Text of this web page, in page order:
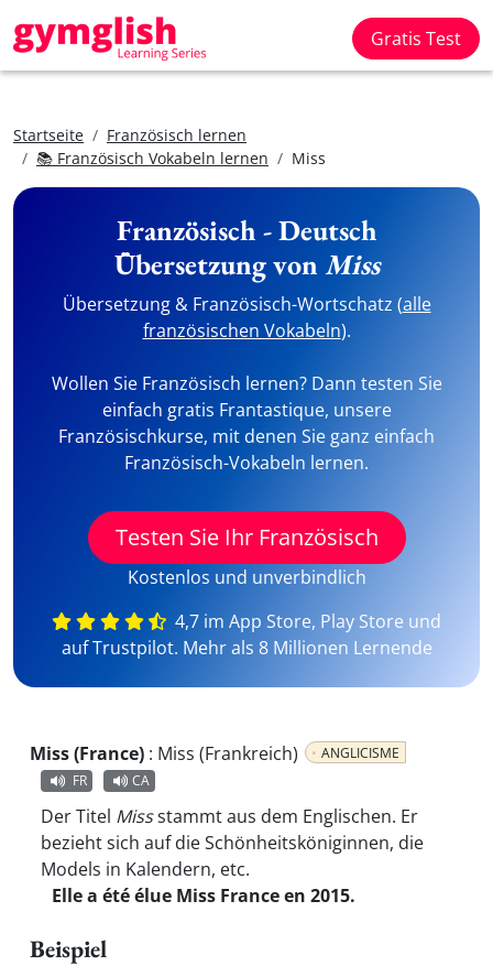
Gratis Test
Startseite
Französisch lernen
📚 Französisch Vokabeln lernen
Miss
Französisch - Deutsch
Übersetzung vonMiss
Übersetzung & Französisch-Wortschatz (alle
französischen Vokabeln).
Wollen Sie Französisch lernen? Dann testen Sie
einfach gratis Frantastique, unsere
Französischkurse, mit denen Sie ganz einfach
Französisch-Vokabeln lernen.
Testen Sie Ihr Französisch
Kostenlos und unverbindlich
4,7 im App Store, Play Store und
auf Trustpilot. Mehr als 8 Millionen Lernende
Miss (France) : Miss (Frankreich)
ANGLICISME
FR
CA
Der Titel Missstammt aus dem Englischen. Er
bezieht sich auf die Schönheitsköniginnen, die
Models in Kalendern, etc.
Elle a été élue Miss France en 2015.
Beispiel